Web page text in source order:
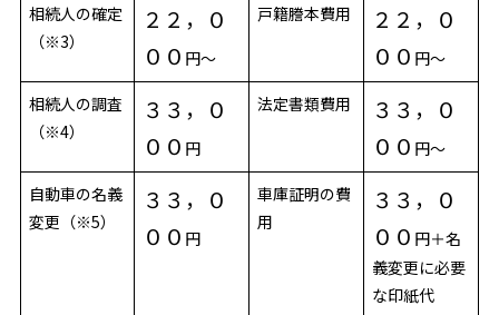
相続人の確定
（※3）
２２，０
００ 円～
戸籍謄本費用
２２，０
００ 円～
相続人の調査
（※4）
３３，０
００ 円
法定書類費用
３３，０
００ 円～
自動車の名義
変更（※5）
３３，０
００ 円
車庫証明の費
用
３３，０
００ 円＋名
義変更に必要
な印紙代